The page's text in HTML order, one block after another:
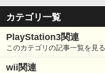
カテゴリ一覧
PlayStation3関連
このカテゴリの記事一覧を見る
wii関連